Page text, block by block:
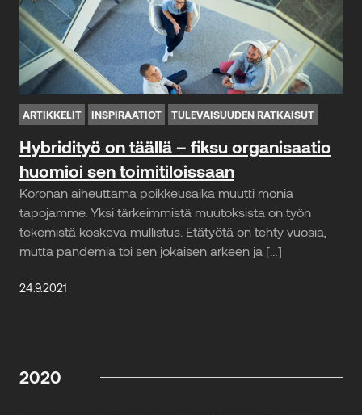
ARTIKKELIT INSPIRAATIOT TULEVAISUUDEN RATKAISUT
Hybridityö on täällä – fiksu organisaatio
huomioi sen toimitiloissaan
Koronan aiheuttama poikkeusaika muutti monia
tapojamme. Yksi tärkeimmistä muutoksista on työn
tekemistä koskeva mullistus. Etätyötä on tehty vuosia,
mutta pandemia toi sen jokaisen arkeen ja […]
24.9.2021
2020